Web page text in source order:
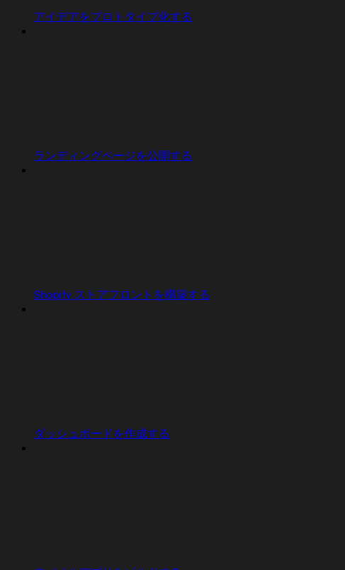
アイデアをプロトタイプ化する
ランディングページを公開する
Shopify ストアフロントを構築する
ダッシュボードを作成する